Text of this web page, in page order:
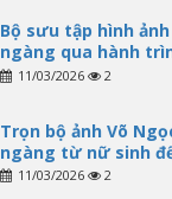
Bộ sưu tập hình
ngàng qua hành
11/03/2026 2
Trọn bộ ảnh Võ
ngàng từ nữ sinh
11/03/2026 2